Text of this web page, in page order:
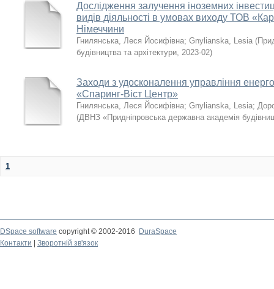
Дослідження залучення іноземних
видів діяльності в умовах виходу ТОВ
Німеччини
Гнилянська, Леся Йосифівна; Gnylianska, Lesia (
будівництва та архітектури, 2023-02)
Заходи з удосконалення управління
«Спаринг-Віст Центр»
Гнилянська, Леся Йосифівна; Gnylianska, Lesia;
(ДВНЗ «Придніпровська державна академія
1
DSpace software copyright © 2002-2016
DuraSpace
Контакти
Зворотній зв'язок